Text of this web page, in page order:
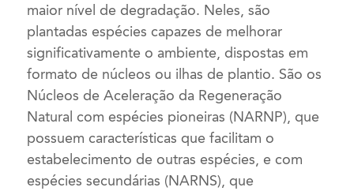
maior nível de degradação. Neles, são
plantadas espécies capazes de melhorar
significativamente o ambiente, dispostas em
formato de núcleos ou ilhas de plantio. São os
Núcleos de Aceleração da Regeneração
Natural com espécies pioneiras (NARNP), que
possuem características que facilitam o
estabelecimento de outras espécies, e com
espécies secundárias (NARNS), que